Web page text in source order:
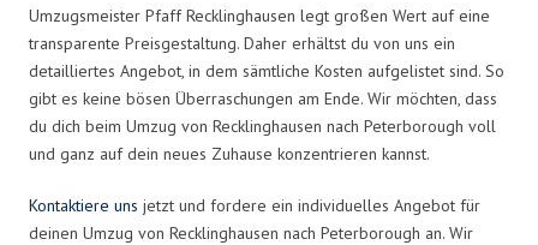
Umzugsmeister Pfaff Recklinghausen legt großen Wert auf eine
transparente Preisgestaltung. Daher erhältst du von uns ein
detailliertes Angebot, in dem sämtliche Kosten aufgelistet sind. So
gibt es keine bösen Überraschungen am Ende. Wir möchten, dass
du dich beim Umzug von Recklinghausen nach Peterborough voll
und ganz auf dein neues Zuhause konzentrieren kannst.
Kontaktiere uns jetzt und fordere ein individuelles Angebot für
deinen Umzug von Recklinghausen nach Peterborough an. Wir